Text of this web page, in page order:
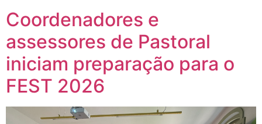
Coordenadores e
assessores de Pastoral
iniciam preparação para o
FEST 2026